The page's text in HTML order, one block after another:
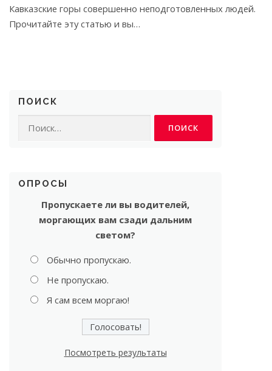
Кавказские горы совершенно неподготовленных людей.
Прочитайте эту статью и вы…
ПОИСК
ОПРОСЫ
Пропускаете ли вы водителей,
моргающих вам сзади дальним
светом?
Обычно пропускаю.
Не пропускаю.
Я сам всем моргаю!
Посмотреть результаты